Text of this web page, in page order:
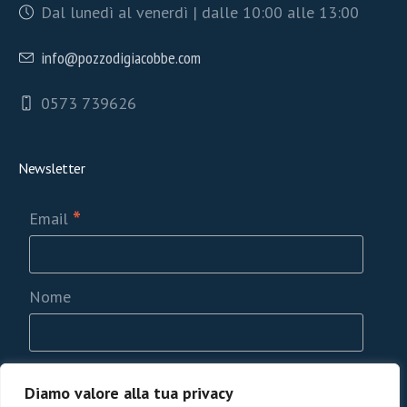
Diamo valore alla tua privacy
Dal lunedì al venerdì | dalle 10:00 alle 13:00
info@pozzodigiacobbe.com
0573 739626
Newsletter
Email *
Nome